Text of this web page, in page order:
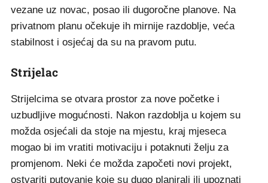
vezane uz novac, posao ili dugoročne planove. Na
privatnom planu očekuje ih mirnije razdoblje, veća
stabilnost i osjećaj da su na pravom putu.
Strijelac
Strijelcima se otvara prostor za nove početke i
uzbudljive mogućnosti. Nakon razdoblja u kojem su
možda osjećali da stoje na mjestu, kraj mjeseca
mogao bi im vratiti motivaciju i potaknuti želju za
promjenom. Neki će možda započeti novi projekt,
ostvariti putovanje koje su dugo planirali ili upoznati